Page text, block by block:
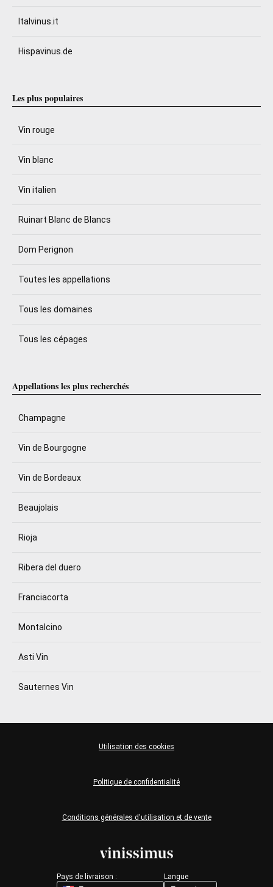
Italvinus.it
Hispavinus.de
Les plus populaires
Vin rouge
Vin blanc
Vin italien
Ruinart Blanc de Blancs
Dom Perignon
Toutes les appellations
Tous les domaines
Tous les cépages
Appellations les plus recherchés
Champagne
Vin de Bourgogne
Vin de Bordeaux
Beaujolais
Rioja
Ribera del duero
Franciacorta
Montalcino
Asti Vin
Sauternes Vin
Pays de livraison : Langue
Conditions générales d'utilisation et de vente
Politique de confidentialité
Utilisation des cookies